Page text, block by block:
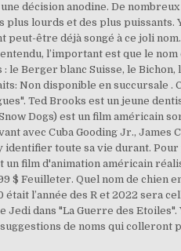
décision anodine. De
plus lourds et des plus
peut-être déjà songé à ce joli
l’important est que le
Berger blanc Suisse, le
Non disponible en succursale
Ted Brooks est un jeune
Dogs) est un film
avec Cuba Gooding Jr.,
identifier toute sa vie durant.
film d'animation américain
$ Feuilleter. Quel nom de chien
l’année des R et 2022 sera
Jedi dans "La Guerre des
de noms qui colleront